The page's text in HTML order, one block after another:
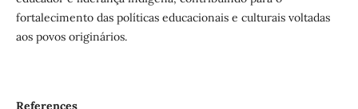
fortalecimento das políticas educacionais e culturais voltadas
aos povos originários.
References